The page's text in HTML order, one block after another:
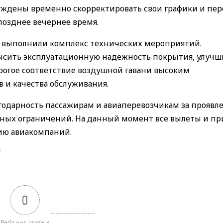
временно скорректировать свои графики и
вечернее время.
комплекс технических мероприятий.
эксплуатационную надежность покрытия,
соответствие воздушной гавани высоким
качества обслуживания.
пассажирам и авиаперевозчикам за
ограничений. На данный момент все вылеты и
авиакомпаний.
0